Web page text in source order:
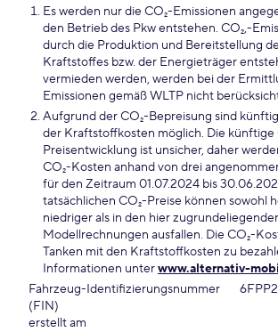
Es werden nur die CO₂-Emissionen
den Betrieb des Pkw entstehen. CO₂,-
durch die Produktion und Bereitstellung
Kraftstoffes bzw. der Energieträger
vermieden werden, werden bei der
Emissionen gemäß WLTP nicht
Aufgrund der CO₂-Bepreisung sind
der Kraftstoffkosten möglich. Die künftige
Preisentwicklung ist unsicher, daher
CO₂-Kosten anhand von drei
für den Zeitraum 01.07.2024 bis
tatsächlichen CO₂-Preise können sowohl
niedriger als in den hier
Modellrechnungen ausfallen. Die CO₂-
Tanken mit den Kraftstoffkosten zu
Informationen unterwww.alternativ-
Fahrzeug-Identifizierungsnummer
(FIN)
erstellt am